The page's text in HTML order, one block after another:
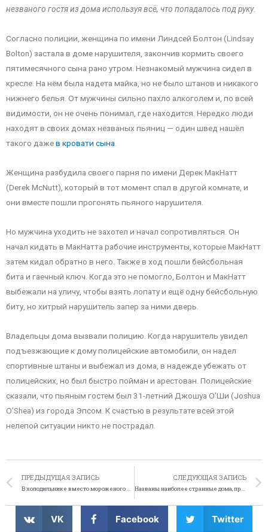
незваного гостя из дома используя всё, что попадалось под руку.
Согласно полиции, женщина по имени Линдсей Болтон (Lindsay
Bolton) застала в доме нарушителя, закончив кормить своего
пятимесячного сына рано утром. Незнакомый мужчина сидел в
кресле. На нём была надета майка, но не было штанов и никакого
нижнего белья. От мужчины сильно пахло алкоголем и, по всей
видимости, он не очень понимал, где находится. Нередко люди
находят в своих домах незваных пьяниц — один швед нашёл
такого дажев кровати сына
Женщина разбудила своего парня по имени Дерек МакНатт
(Derek McNutt), который в тот момент спал в другой комнате, и
они вместе пошли прогонять пьяного нарушителя.
Но мужчина уходить не захотел и начал сопротивляться. Он
начал кидать в МакНатта рабочие инструменты, которые МакНатт
затем кидал обратно в него. Также в ход пошли бейсбольная
бита и гаечный ключ. Когда это не помогло, Болтон и МакНатт
выбежали на уличу, чтобы взять лопату и ещё одну бейсбольную
биту, но хитрый нарушитель запер за ними дверь.
Владельцы дома вызвали полицию. Когда нарушитель увидел
подъезжающие к дому полицейские автомобили, он надел
спортивные штаны и выбежал из дома, в надежде убежать от
полицейских, но был быстро пойман и арестован. Полицейские
сказали, что пьяным гостем был 31-летний Джошуа О’Ши (Joshua
O’Shea) из города Эпсом. К счастью в результате всей этой
нелепой ситуации никто не пострадал.
ПРЕДЫДУЩАЯ ЗАПИСЬ
В холодильнике вместо мороженого лежал труп младенца
СЛЕДУЮЩАЯ ЗАПИСЬ
Названы наиболее странные дома, продававшиеся в 2010 году
VK Facebook Twitter